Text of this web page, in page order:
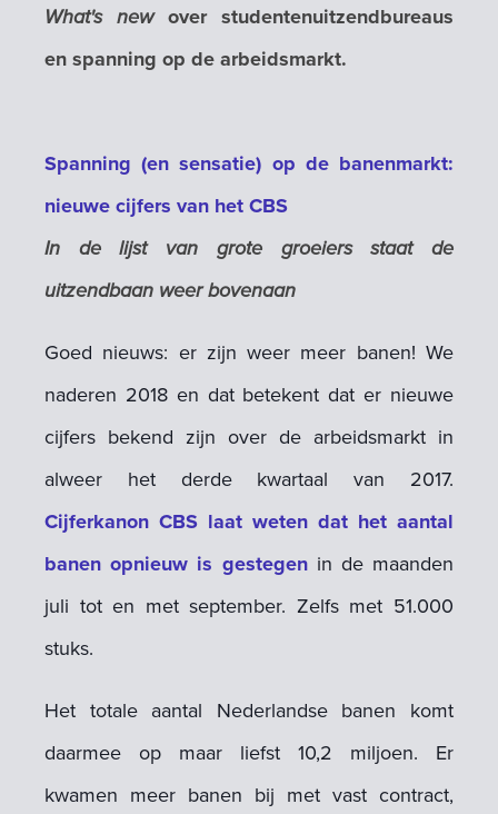
What's newover studentenuitzendbureaus
en spanning op de arbeidsmarkt.
Spanning (en sensatie) op de banenmarkt:
nieuwe cijfers van het CBS
In de lijst van grote groeiers staat de
uitzendbaan weer bovenaan
Goed nieuws: er zijn weer meer banen! We
naderen 2018 en dat betekent dat er nieuwe
cijfers bekend zijn over de arbeidsmarkt in
alweer het derde kwartaal van 2017.
Cijferkanon CBS laat weten dat het aantal
banen opnieuw is gestegenin de maanden
juli tot en met september. Zelfs met 51.000
stuks.
Het totale aantal Nederlandse banen komt
daarmee op maar liefst 10,2 miljoen. Er
kwamen meer banen bij met vast contract,